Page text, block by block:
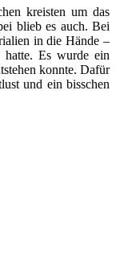
kreisten um das
blieb es auch. Bei
in die Hände –
Es wurde ein
konnte. Dafür
und ein bisschen